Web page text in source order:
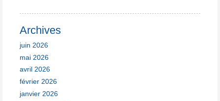
Archives
juin 2026
mai 2026
avril 2026
février 2026
janvier 2026